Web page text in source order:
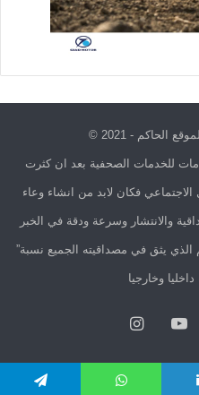
- 2021 ©
للخدمات الصحفية بعد ان كثرت
فكان لابد من انشاء وعاء
والانتشار وسرعة ودقة في الخبر
يثق في مصداقيته الجميع نسبة”
وخارجيا
يوتيوبانستقرام